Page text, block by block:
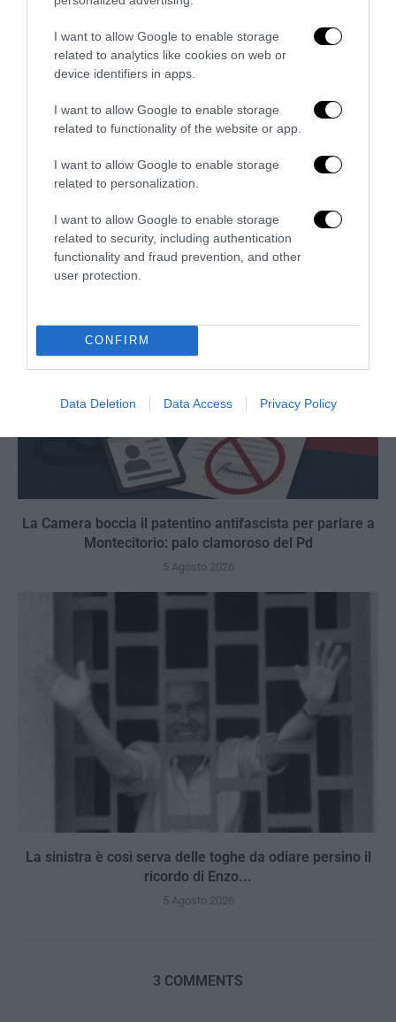
I want to allow Google to enable storage
related to analytics like cookies on web or
device identifiers in apps.
I want to allow Google to enable storage
related to functionality of the website or app.
I want to allow Google to enable storage
related to personalization.
I want to allow Google to enable storage
related to security, including authentication
functionality and fraud prevention, and other
user protection.
CONFIRM
Data Deletion Data Access Privacy Policy
Remigrazione, il Copasir riconosce all’antifascismo il
6 Agosto 2026
La Camera boccia il patentino antifascista per parlare a
Montecitorio: palo clamoroso del Pd
5 Agosto 2026
La sinistra è così serva delle toghe da odiare persino il
ricordo di Enzo...
5 Agosto 2026
3 COMMENTS